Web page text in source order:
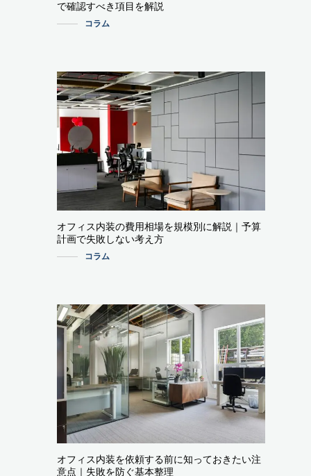
で確認すべき項目を解説
コラム
オフィス内装の費用相場を規模別に解説｜予算
計画で失敗しない考え方
コラム
オフィス内装を依頼する前に知っておきたい注
意点｜失敗を防ぐ基本整理